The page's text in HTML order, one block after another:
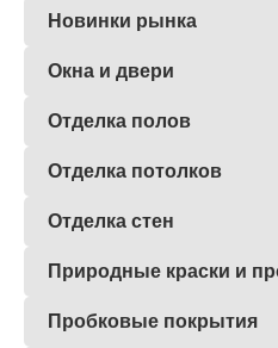
Новинки рынка
Окна и двери
Отделка полов
Отделка потолков
Отделка стен
Природные краски и
Пробковые покрытия